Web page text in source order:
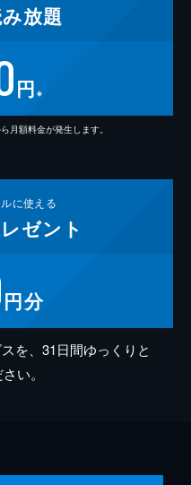
放題
円 ※
月額料金が発生します。
に使える
ゼント
円分
を、31日間ゆっくりと
い。